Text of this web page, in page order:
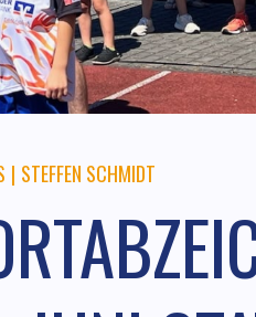
| STEFFEN SCHMIDT